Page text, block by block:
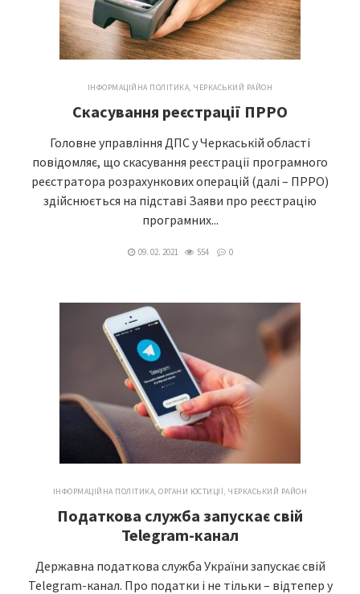
ІНФОРМАЦІЙНА ПОЛІТИКА, ЧЕРКАСЬКИЙ РАЙОН
Cкасування реєстрації ПРРО
Головне управління ДПС у Черкаській області
повідомляє, що скасування реєстрації програмного
реєстратора розрахункових операцій (далі – ПРРО)
здійснюється на підставі Заяви про реєстрацію
програмних...
09. 02. 2021 554 0
ІНФОРМАЦІЙНА ПОЛІТИКА,ОРГАНИ ЮСТИЦІЇ, ЧЕРКАСЬКИЙ РАЙОН
Податкова служба запускає свій
Telegram-канал
Державна податкова служба України запускає свій
Telegram-канал. Про податки і не тільки – відтепер у